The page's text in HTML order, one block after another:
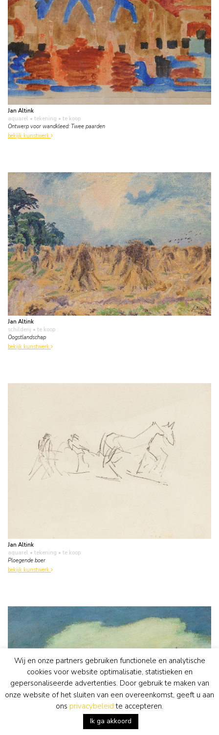
Jan Altink
aquarel • tekening • te koop
Ontwerp voor wandkleed: Twee paarden
bekijk kunstwerk
Jan Altink
schilderij • te koop
Oogstlandschap
bekijk kunstwerk
Jan Altink
aquarel • tekening • te koop
Ploegende boer
bekijk kunstwerk
Wij en onze partners gebruiken functionele en analytische
cookies voor website optimalisatie, statistieken en
gepersonaliseerde advertenties. Door gebruik te maken van
onze website of het sluiten van een overeenkomst, geeft u aan
ons privacybeleid te accepteren.
Ik ga akkoord